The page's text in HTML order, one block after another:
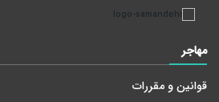
مهاجر
قوانین و مقررات